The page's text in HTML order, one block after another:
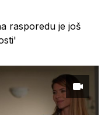
rasporedu je još